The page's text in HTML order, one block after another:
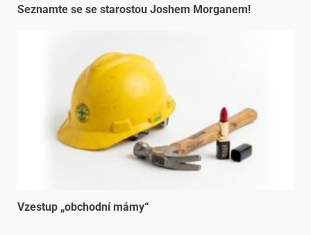
Seznamte se se starostou Joshem Morganem!
Vzestup „obchodní mámy“